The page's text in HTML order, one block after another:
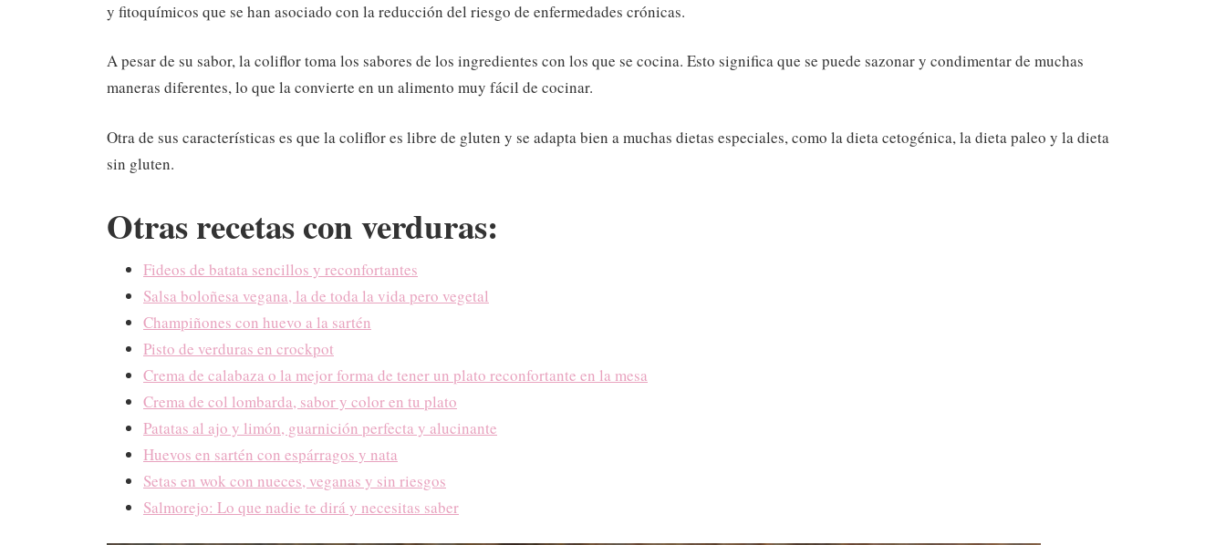
y fitoquímicos que se han asociado con la reducción del riesgo de enfermedades crónicas.
A pesar de su sabor, la coliflor toma los sabores de los ingredientes con los que se cocina. Esto significa que se puede sazonar y condimentar de muchas
maneras diferentes, lo que la convierte en un alimento muy fácil de cocinar.
Otra de sus características es que la coliflor es libre de gluten y se adapta bien a muchas dietas especiales, como la dieta cetogénica, la dieta paleo y la dieta
sin gluten.
Otras recetas con verduras:
Fideos de batata sencillos y reconfortantes
Salsa boloñesa vegana, la de toda la vida pero vegetal
Champiñones con huevo a la sartén
Pisto de verduras en crockpot
Crema de calabaza o la mejor forma de tener un plato reconfortante en la mesa
Crema de col lombarda, sabor y color en tu plato
Patatas al ajo y limón, guarnición perfecta y alucinante
Huevos en sartén con espárragos y nata
Setas en wok con nueces, veganas y sin riesgos
Salmorejo: Lo que nadie te dirá y necesitas saber